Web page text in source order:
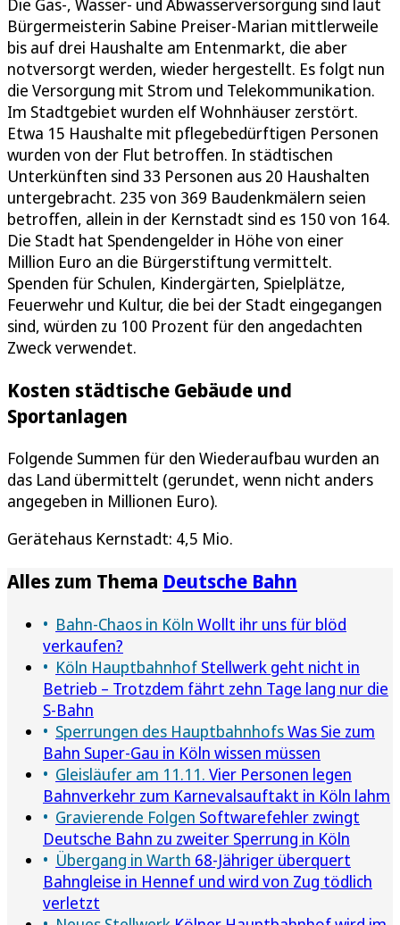
Die Gas-, Wasser- und Abwasserversorgung sind laut
Bürgermeisterin Sabine Preiser-Marian mittlerweile
bis auf drei Haushalte am Entenmarkt, die aber
notversorgt werden, wieder hergestellt. Es folgt nun
die Versorgung mit Strom und Telekommunikation.
Im Stadtgebiet wurden elf Wohnhäuser zerstört.
Etwa 15 Haushalte mit pflegebedürftigen Personen
wurden von der Flut betroffen. In städtischen
Unterkünften sind 33 Personen aus 20 Haushalten
untergebracht. 235 von 369 Baudenkmälern seien
betroffen, allein in der Kernstadt sind es 150 von 164.
Die Stadt hat Spendengelder in Höhe von einer
Million Euro an die Bürgerstiftung vermittelt.
Spenden für Schulen, Kindergärten, Spielplätze,
Feuerwehr und Kultur, die bei der Stadt eingegangen
sind, würden zu 100 Prozent für den angedachten
Zweck verwendet.
Kosten städtische Gebäude und
Sportanlagen
Folgende Summen für den Wiederaufbau wurden an
das Land übermittelt (gerundet, wenn nicht anders
angegeben in Millionen Euro).
Gerätehaus Kernstadt: 4,5 Mio.
Alles zum Thema Deutsche Bahn
Bahn-Chaos in Köln Wollt ihr uns für blöd
verkaufen?
Köln Hauptbahnhof Stellwerk geht nicht in
Betrieb – Trotzdem fährt zehn Tage lang nur die
S-Bahn
Sperrungen des HauptbahnhofsWas Sie zum
Bahn Super-Gau in Köln wissen müssen
Gleisläufer am 11.11. Vier Personen legen
Bahnverkehr zum Karnevalsauftakt in Köln lahm
Gravierende Folgen Softwarefehler zwingt
Deutsche Bahn zu zweiter Sperrung in Köln
Übergang in Warth 68-Jähriger überquert
Bahngleise in Hennef und wird von Zug tödlich
verletzt